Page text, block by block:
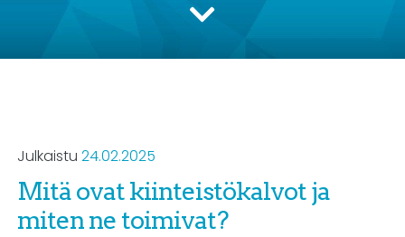
Julkaistu24.02.2025
Mitä ovat kiinteistökalvot ja
miten ne toimivat?